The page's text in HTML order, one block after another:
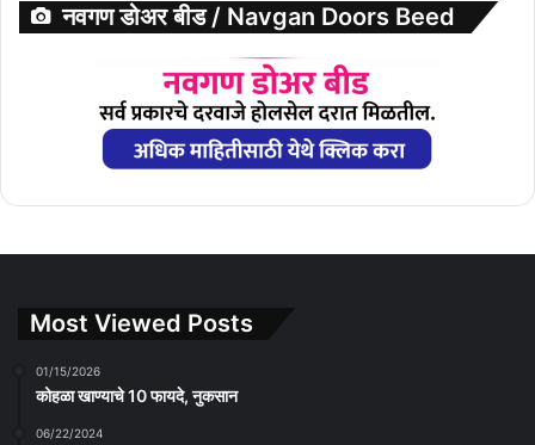
नवगण डोअर बीड / Navgan Doors Beed
Most Viewed Posts
01/15/2026
कोहळा खाण्याचे 10 फायदे, नुकसान
06/22/2024